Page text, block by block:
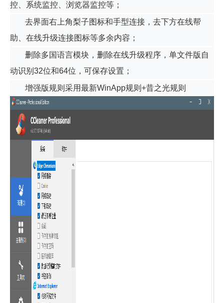
控、系统监控、浏览器监控等；
去界面右上角梨子图标和手型连接，去下方在线帮
助、在线升级连接图标等多余内容；
删除多国语言模块，删除在线升级程序，单文件版自
动识别32位和64位，可保存设置；
增强版规则采用最新WinApp规则+昔之光规则